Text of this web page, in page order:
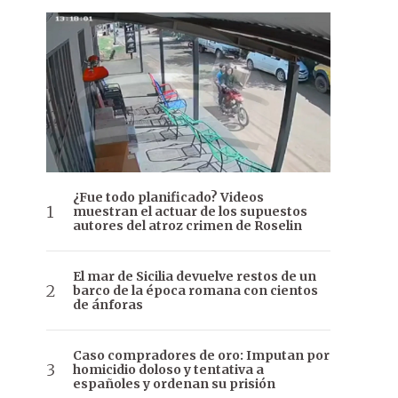
¿Fue todo planificado? Videos
muestran el actuar de los supuestos
autores del atroz crimen de Roselin
El mar de Sicilia devuelve restos de un
barco de la época romana con cientos
de ánforas
Caso compradores de oro: Imputan por
homicidio doloso y tentativa a
españoles y ordenan su prisión